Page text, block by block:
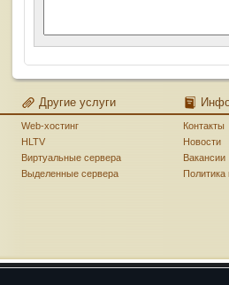
Другие услуги
Web-хостинг
HLTV
Виртуальные сервера
Выделенные сервера
Контакты
Новости
Вакансии
Политика